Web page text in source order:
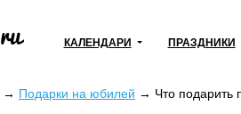
КАЛЕНДАРИ ПРАЗДНИКИ
→ Подарки на юбилей → Что подарить